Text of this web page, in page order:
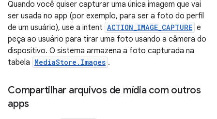
Quando você quiser capturar uma única imagem que vai
ser usada no app (por exemplo, para ser a foto do perfil
de um usuário), use a intent ACTION_IMAGE_CAPTURE e
peça ao usuário para tirar uma foto usando a câmera do
dispositivo. O sistema armazena a foto capturada na
tabela MediaStore.Images .
Compartilhar arquivos de mídia com outros
apps